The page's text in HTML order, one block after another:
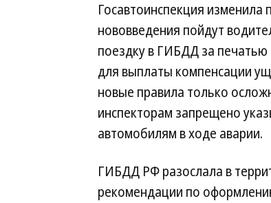
Госавтоинспекция
нововведения пойдут
поездку в ГИБДД за печатью
для выплаты компенсации
новые правила только
инспекторам запрещено
автомобилям в ходе аварии.
ГИБДД РФ разослала в
рекомендации по